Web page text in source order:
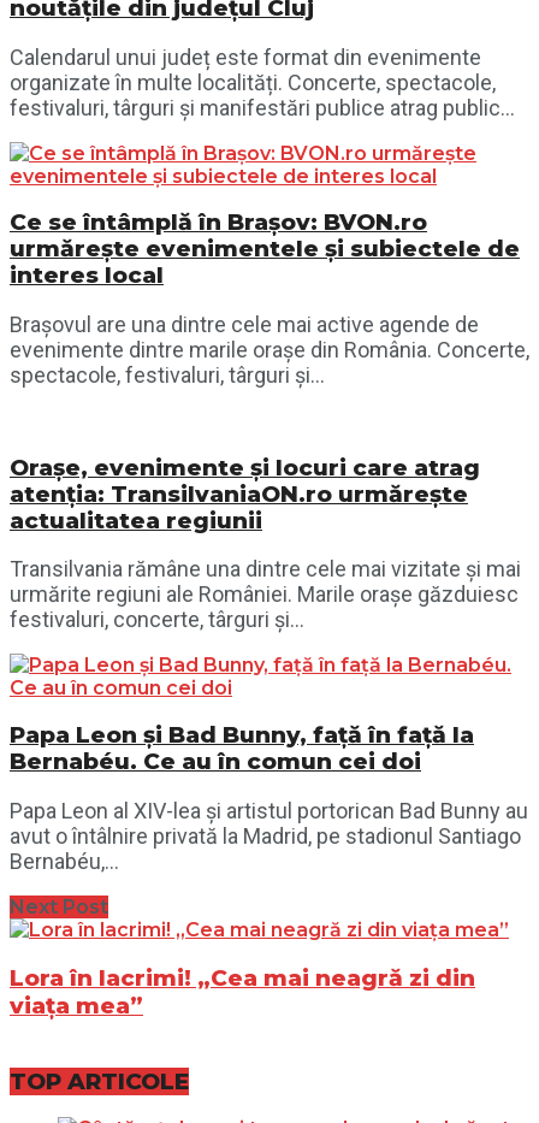
noutățile din județul Cluj
Calendarul unui județ este format din evenimente
organizate în multe localități. Concerte, spectacole,
festivaluri, târguri și manifestări publice atrag public...
Ce se întâmplă în Brașov: BVON.ro
urmărește evenimentele și subiectele de
interes local
Brașovul are una dintre cele mai active agende de
evenimente dintre marile orașe din România. Concerte,
spectacole, festivaluri, târguri și...
Orașe, evenimente și locuri care atrag
atenția: TransilvaniaON.ro urmărește
actualitatea regiunii
Transilvania rămâne una dintre cele mai vizitate și mai
urmărite regiuni ale României. Marile orașe găzduiesc
festivaluri, concerte, târguri și...
Papa Leon și Bad Bunny, față în față la
Bernabéu. Ce au în comun cei doi
Papa Leon al XIV-lea și artistul portorican Bad Bunny au
avut o întâlnire privată la Madrid, pe stadionul Santiago
Bernabéu,...
Next Post
Lora în lacrimi! „Cea mai neagră zi din
viața mea”
TOP ARTICOLE